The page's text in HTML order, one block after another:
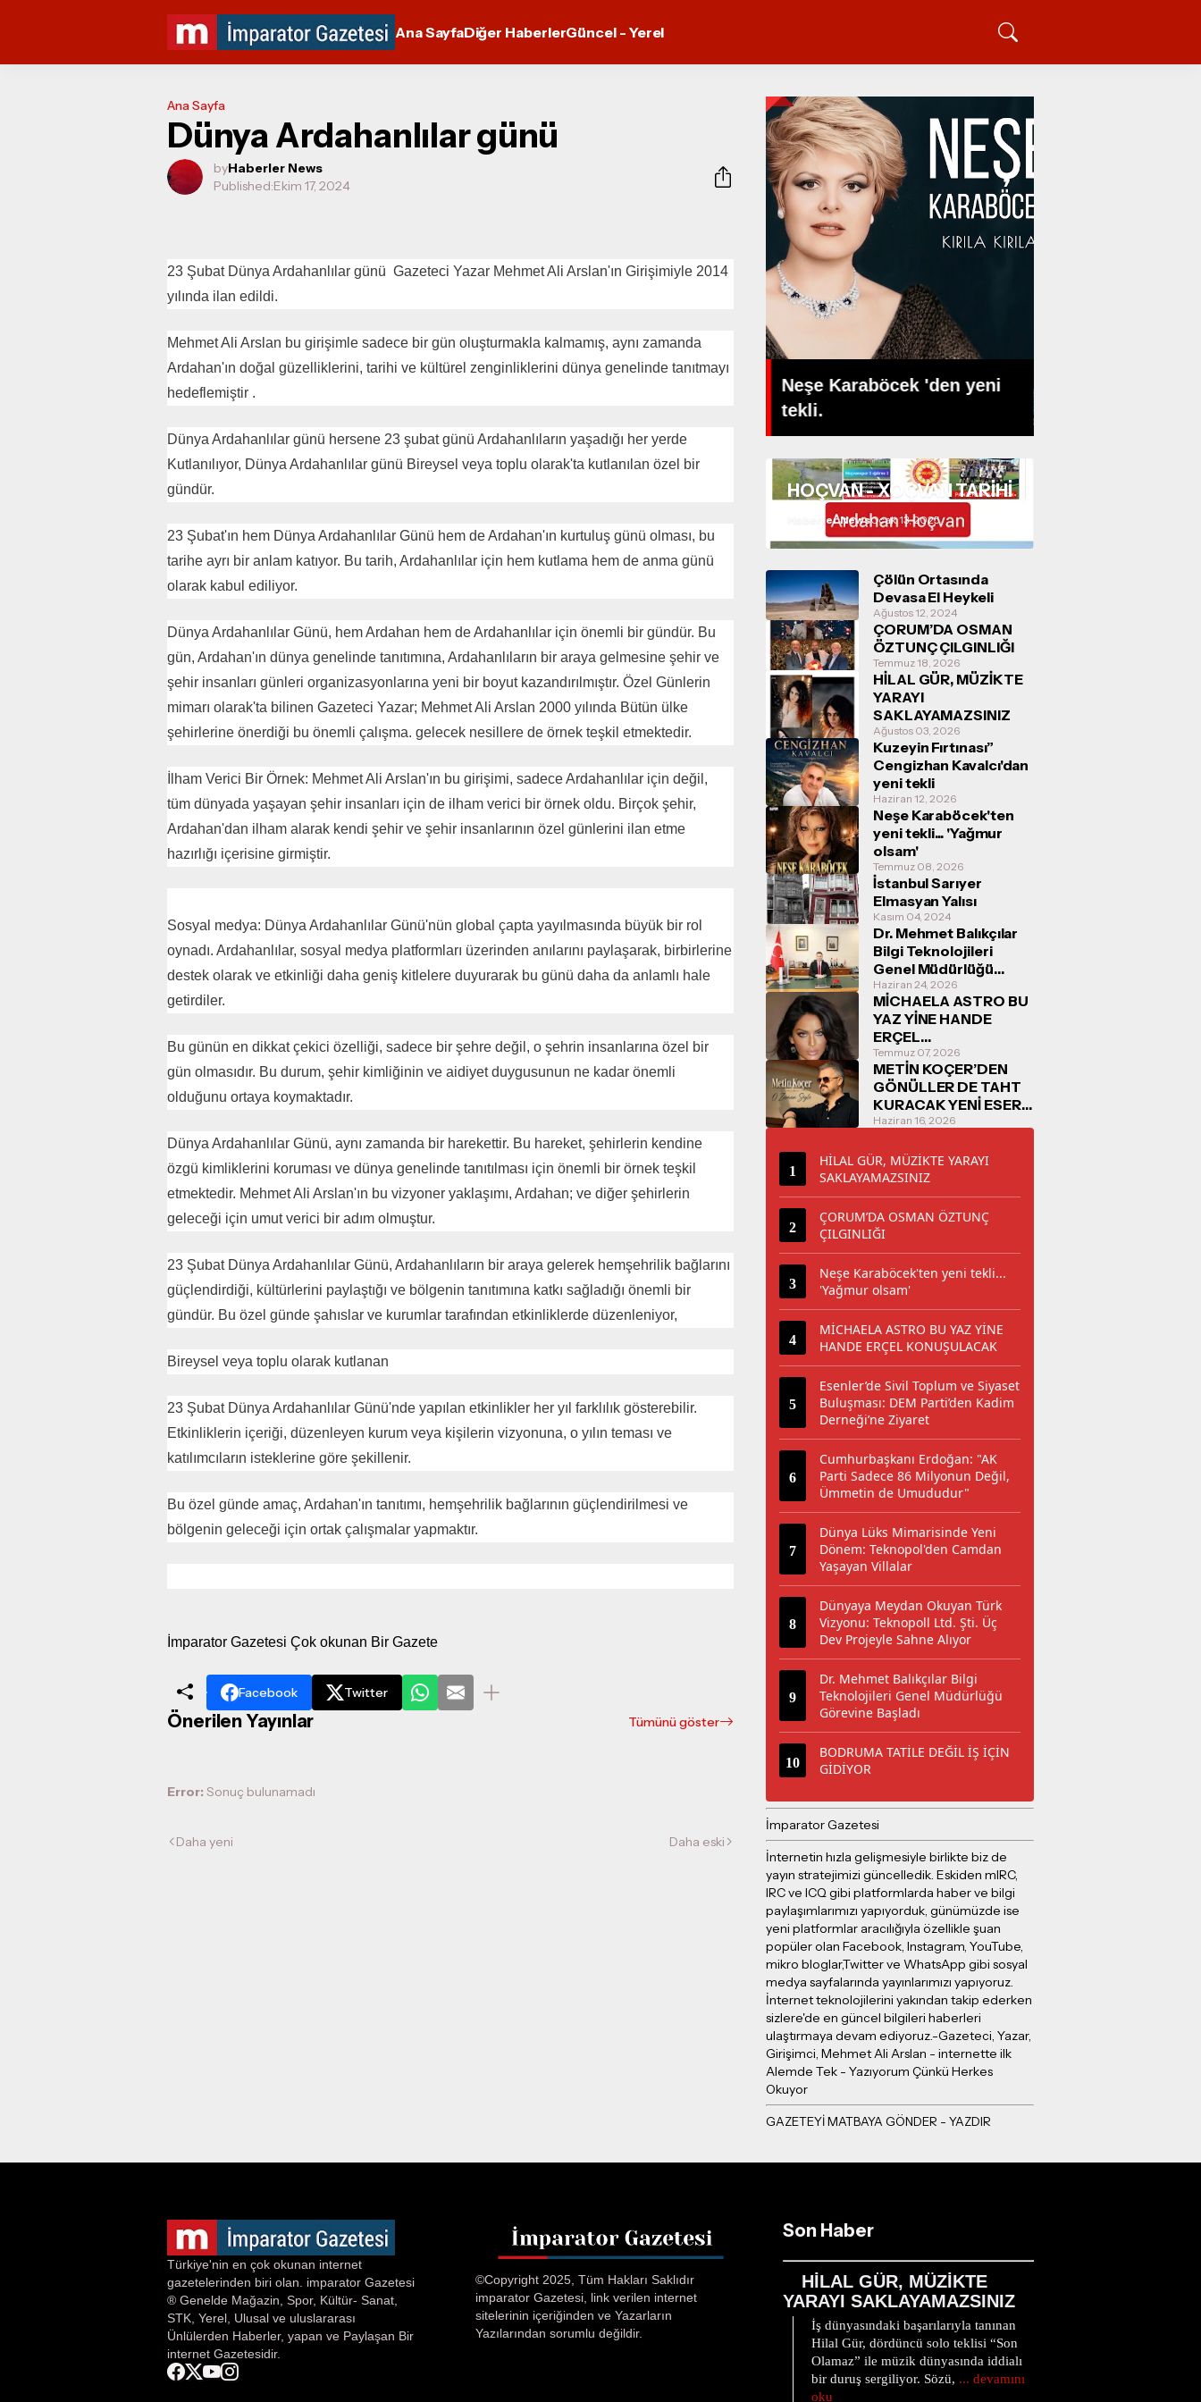
Ana SayfaDiğer HaberlerGüncel - Yerel
Ana Sayfa
Dünya Ardahanlılar günü
byHaberler News
Published:Ekim 17, 2024
23 Şubat Dünya Ardahanlılar günü Gazeteci Yazar Mehmet Ali Arslan'ın Girişimiyle 2014
yılında ilan edildi.
Mehmet Ali Arslan bu girişimle sadece bir gün oluşturmakla kalmamış, aynı zamanda
Ardahan'ın doğal güzelliklerini, tarihi ve kültürel zenginliklerini dünya genelinde tanıtmayı
hedeflemiştir .
Dünya Ardahanlılar günü hersene 23 şubat günü Ardahanlıların yaşadığı her yerde
Kutlanılıyor, Dünya Ardahanlılar günü Bireysel veya toplu olarak'ta kutlanılan özel bir
gündür.
23 Şubat'ın hem Dünya Ardahanlılar Günü hem de Ardahan'ın kurtuluş günü olması, bu
tarihe ayrı bir anlam katıyor. Bu tarih, Ardahanlılar için hem kutlama hem de anma günü
olarak kabul ediliyor.
Dünya Ardahanlılar Günü, hem Ardahan hem de Ardahanlılar için önemli bir gündür. Bu
gün, Ardahan'ın dünya genelinde tanıtımına, Ardahanlıların bir araya gelmesine şehir ve
şehir insanları günleri organizasyonlarına yeni bir boyut kazandırılmıştır. Özel Günlerin
mimarı olarak'ta bilinen Gazeteci Yazar; Mehmet Ali Arslan 2000 yılında Bütün ülke
şehirlerine önerdiği bu önemli çalışma. gelecek nesillere de örnek teşkil etmektedir.
İlham Verici Bir Örnek: Mehmet Ali Arslan'ın bu girişimi, sadece Ardahanlılar için değil,
tüm dünyada yaşayan şehir insanları için de ilham verici bir örnek oldu. Birçok şehir,
Ardahan'dan ilham alarak kendi şehir ve şehir insanlarının özel günlerini ilan etme
hazırlığı içerisine girmiştir.
Sosyal medya: Dünya Ardahanlılar Günü'nün global çapta yayılmasında büyük bir rol
oynadı. Ardahanlılar, sosyal medya platformları üzerinden anılarını paylaşarak, birbirlerine
destek olarak ve etkinliği daha geniş kitlelere duyurarak bu günü daha da anlamlı hale
getirdiler.
Bu günün en dikkat çekici özelliği, sadece bir şehre değil, o şehrin insanlarına özel bir
gün olmasıdır. Bu durum, şehir kimliğinin ve aidiyet duygusunun ne kadar önemli
olduğunu ortaya koymaktadır.
Dünya Ardahanlılar Günü, aynı zamanda bir harekettir. Bu hareket, şehirlerin kendine
özgü kimliklerini koruması ve dünya genelinde tanıtılması için önemli bir örnek teşkil
etmektedir. Mehmet Ali Arslan'ın bu vizyoner yaklaşımı, Ardahan; ve diğer şehirlerin
geleceği için umut verici bir adım olmuştur.
23 Şubat Dünya Ardahanlılar Günü, Ardahanlıların bir araya gelerek hemşehrilik bağlarını
güçlendirdiği, kültürlerini paylaştığı ve bölgenin tanıtımına katkı sağladığı önemli bir
gündür. Bu özel günde şahıslar ve kurumlar tarafından etkinliklerde düzenleniyor,
Bireysel veya toplu olarak kutlanan
23 Şubat Dünya Ardahanlılar Günü'nde yapılan etkinlikler her yıl farklılık gösterebilir.
Etkinliklerin içeriği, düzenleyen kurum veya kişilerin vizyonuna, o yılın teması ve
katılımcıların isteklerine göre şekillenir.
Bu özel günde amaç, Ardahan'ın tanıtımı, hemşehrilik bağlarının güçlendirilmesi ve
bölgenin geleceği için ortak çalışmalar yapmaktır.
İmparator Gazetesi Çok okunan Bir Gazete
Facebook Twitter
Önerilen Yayınlar Tümünü göster
Error: Sonuç bulunamadı
Daha yeni Daha eski
ŞİDDET BULAŞICI MIDIR,
YOKSA ÖĞRETİLEN BİR
İPEK ÖRS ARABESK ŞARKI
Neşe Karaböcek 'den yeni
tekli.
HOÇVAN - XOÇVAN TARİHİ
Haberler NewsOcak 13, 2025
Çölün Ortasında
Devasa El Heykeli
Ağustos 12, 2024
ÇORUM’DA OSMAN
ÖZTUNÇ ÇILGINLIĞI
Temmuz 18, 2026
HİLAL GÜR, MÜZİKTE
YARAYI
SAKLAYAMAZSINIZ
Ağustos 03, 2026
Kuzeyin Fırtınası”
Cengizhan Kavalcı'dan
yeni tekli
Haziran 12, 2026
Neşe Karaböcek'ten
yeni tekli... 'Yağmur
olsam'
Temmuz 08, 2026
İstanbul Sarıyer
Elmasyan Yalısı
Kasım 04, 2024
Dr. Mehmet Balıkçılar
Bilgi Teknolojileri
Genel Müdürlüğü
Görevine Başladı
Haziran 24, 2026
MİCHAELA ASTRO BU
YAZ YİNE HANDE
ERÇEL
KONUŞULACAK
Temmuz 07, 2026
METİN KOÇER’DEN
GÖNÜLLER DE TAHT
KURACAK YENİ ESER:
“O ZAMAN SÖYLE”
TARİHİNDE
DİNLEYİCİYLE
BULUŞUYOR
Haziran 16, 2026
HİLAL GÜR, MÜZİKTE YARAYI
SAKLAYAMAZSINIZ
ÇORUM’DA OSMAN ÖZTUNÇ
ÇILGINLIĞI
Neşe Karaböcek'ten yeni tekli...
'Yağmur olsam'
MİCHAELA ASTRO BU YAZ YİNE
HANDE ERÇEL KONUŞULACAK
Esenler’de Sivil Toplum ve Siyaset
Buluşması: DEM Parti’den Kadim
Derneği’ne Ziyaret
Cumhurbaşkanı Erdoğan: "AK
Parti Sadece 86 Milyonun Değil,
Ümmetin de Umududur"
Dünya Lüks Mimarisinde Yeni
Dönem: Teknopol'den Camdan
Yaşayan Villalar
Dünyaya Meydan Okuyan Türk
Vizyonu: Teknopoll Ltd. Şti. Üç
Dev Projeyle Sahne Alıyor
Dr. Mehmet Balıkçılar Bilgi
Teknolojileri Genel Müdürlüğü
Görevine Başladı
BODRUMA TATİLE DEĞİL İŞ İÇİN
GİDİYOR
İmparator Gazetesi
İnternetin hızla gelişmesiyle birlikte biz de
yayın stratejimizi güncelledik. Eskiden mIRC,
IRC ve ICQ gibi platformlarda haber ve bilgi
paylaşımlarımızı yapıyorduk, günümüzde ise
yeni platformlar aracılığıyla özellikle şuan
popüler olan Facebook, Instagram, YouTube,
mikro bloglar,Twitter ve WhatsApp gibi sosyal
medya sayfalarında yayınlarımızı yapıyoruz.
İnternet teknolojilerini yakından takip ederken
sizlere'de en güncel bilgileri haberleri
ulaştırmaya devam ediyoruz.-Gazeteci, Yazar,
Girişimci, Mehmet Ali Arslan - internette ilk
Alemde Tek - Yazıyorum Çünkü Herkes
Okuyor
Türkiye'nin en çok okunan internet
gazetelerinden biri olan. imparator Gazetesi
® Genelde Mağazin, Spor, Kültür- Sanat,
STK, Yerel, Ulusal ve uluslararası
Ünlülerden Haberler, yapan ve Paylaşan Bir
internet Gazetesidir.
©Copyright 2025, Tüm Hakları Saklıdır
imparator Gazetesi, link verilen internet
sitelerinin içeriğinden ve Yazarların
Yazılarından sorumlu değildir.
Son Haber
HİLAL GÜR, MÜZİKTE
YARAYI SAKLAYAMAZSINIZ
İş dünyasındaki başarılarıyla tanınan
Hilal Gür, dördüncü solo teklisi “Son
Olamaz” ile müzik dünyasında iddialı
bir duruş sergiliyor. Sözü, ... devamını
oku